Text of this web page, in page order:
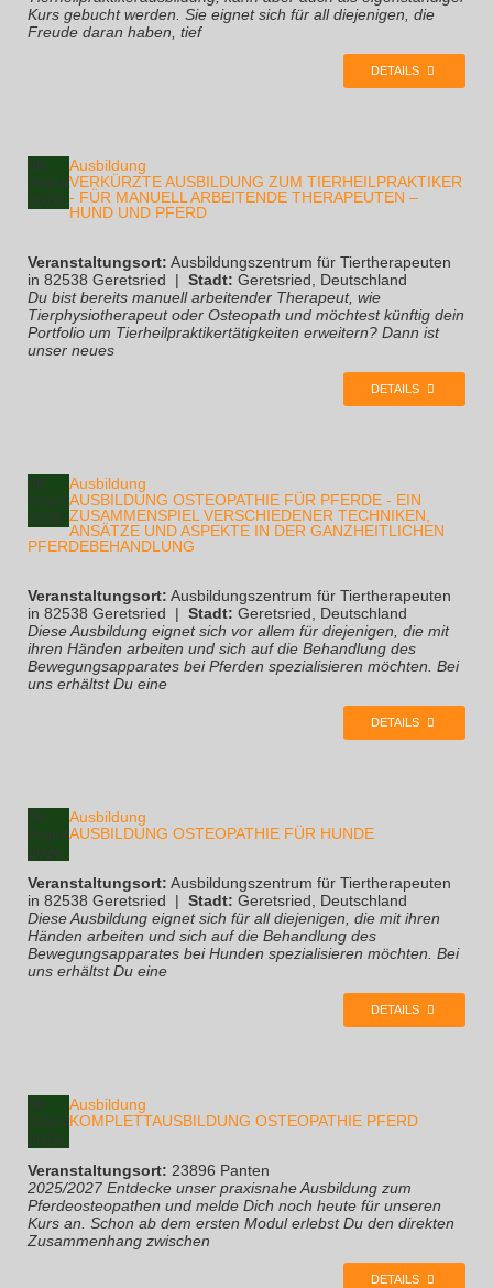
Kurs gebucht werden. Sie eignet sich für all diejenigen, die
Freude daran haben, tief
DETAILS
06
August
2026
Ausbildung
VERKÜRZTE AUSBILDUNG ZUM TIERHEILPRAKTIKER
- FÜR MANUELL ARBEITENDE THERAPEUTEN –
HUND UND PFERD
Veranstaltungsort: Ausbildungszentrum für Tiertherapeuten
in 82538 Geretsried
| Stadt: Geretsried, Deutschland
Du bist bereits manuell arbeitender Therapeut, wie
Tierphysiotherapeut oder Osteopath und möchtest künftig dein
Portfolio um Tierheilpraktikertätigkeiten erweitern? Dann ist
unser neues
DETAILS
06
August
2026
Ausbildung
AUSBILDUNG OSTEOPATHIE FÜR PFERDE - EIN
ZUSAMMENSPIEL VERSCHIEDENER TECHNIKEN,
ANSÄTZE UND ASPEKTE IN DER GANZHEITLICHEN
PFERDEBEHANDLUNG
Veranstaltungsort: Ausbildungszentrum für Tiertherapeuten
in 82538 Geretsried
| Stadt: Geretsried, Deutschland
Diese Ausbildung eignet sich vor allem für diejenigen, die mit
ihren Händen arbeiten und sich auf die Behandlung des
Bewegungsapparates bei Pferden spezialisieren möchten. Bei
uns erhältst Du eine
DETAILS
06
August
2026
Ausbildung
AUSBILDUNG OSTEOPATHIE FÜR HUNDE
Veranstaltungsort: Ausbildungszentrum für Tiertherapeuten
in 82538 Geretsried
| Stadt: Geretsried, Deutschland
Diese Ausbildung eignet sich für all diejenigen, die mit ihren
Händen arbeiten und sich auf die Behandlung des
Bewegungsapparates bei Hunden spezialisieren möchten. Bei
uns erhältst Du eine
DETAILS
06
August
2026
Ausbildung
KOMPLETTAUSBILDUNG OSTEOPATHIE PFERD
Veranstaltungsort: 23896 Panten
2025/2027 Entdecke unser praxisnahe Ausbildung zum
Pferdeosteopathen und melde Dich noch heute für unseren
Kurs an. Schon ab dem ersten Modul erlebst Du den direkten
Zusammenhang zwischen
DETAILS